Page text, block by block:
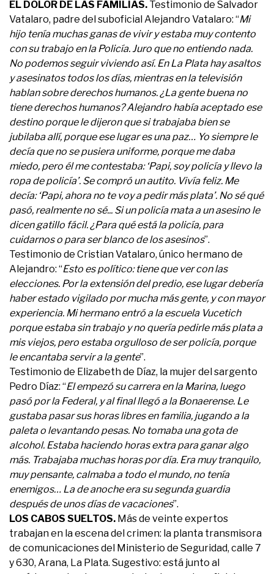
EL DOLOR DE LAS FAMILIAS. Testimonio de Salvador
Vatalaro, padre del suboficial Alejandro Vatalaro: “Mi
hijo tenía muchas ganas de vivir y estaba muy contento
con su trabajo en la Policía. Juro que no entiendo nada.
No podemos seguir viviendo así. En La Plata hay asaltos
y asesinatos todos los días, mientras en la televisión
hablan sobre derechos humanos. ¿La gente buena no
tiene derechos humanos? Alejandro había aceptado ese
destino porque le dijeron que si trabajaba bien se
jubilaba allí, porque ese lugar es una paz… Yo siempre le
decía que no se pusiera uniforme, porque me daba
miedo, pero él me contestaba: ‘Papi, soy policía y llevo la
ropa de policía’. Se compró un autito. Vivía feliz. Me
decía: ‘Papi, ahora no te voy a pedir más plata’. No sé qué
pasó, realmente no sé... Si un policía mata a un asesino le
dicen gatillo fácil. ¿Para qué está la policía, para
cuidarnos o para ser blanco de los asesinos”.
Testimonio de Cristian Vatalaro, único hermano de
Alejandro: “Esto es político: tiene que ver con las
elecciones. Por la extensión del predio, ese lugar debería
haber estado vigilado por mucha más gente, y con mayor
experiencia. Mi hermano entró a la escuela Vucetich
porque estaba sin trabajo y no quería pedirle más plata a
mis viejos, pero estaba orgulloso de ser policía, porque
le encantaba servir a la gente”.
Testimonio de Elizabeth de Díaz, la mujer del sargento
Pedro Díaz: “El empezó su carrera en la Marina, luego
pasó por la Federal, y al final llegó a la Bonaerense. Le
gustaba pasar sus horas libres en familia, jugando a la
paleta o levantando pesas. No tomaba una gota de
alcohol. Estaba haciendo horas extra para ganar algo
más. Trabajaba muchas horas por día. Era muy tranquilo,
muy pensante, calmaba a todo el mundo, no tenía
enemigos… La de anoche era su segunda guardia
después de unos días de vacaciones”.
LOS CABOS SUELTOS. Más de veinte expertos
trabajan en la escena del crimen: la planta transmisora
de comunicaciones del Ministerio de Seguridad, calle 7
y 630, Arana, La Plata. Sugestivo: está junto al